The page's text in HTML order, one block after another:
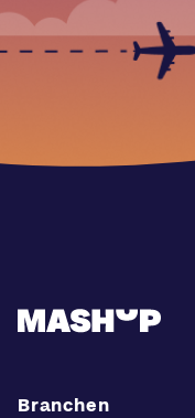
Branchen